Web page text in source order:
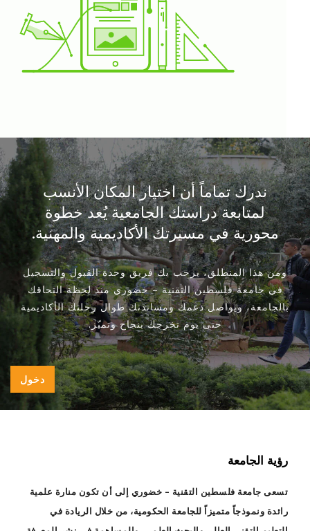
ندرك تماماً أن اختيار المكان الأنسب
لمتابعة دراستك الجامعية يُعد خطوة
محورية في مسيرتك الأكاديمية والمهنية.
ومن هذا المنطلق، يرحب بك فريق وحدة القبول والتسجيل
في جامعة فلسطين التقنية – خضوري منذ لحظة التحاقك
بالجامعة، ويواصل دعمك ومساندتك طوال رحلتك الأكاديمية
حتى يوم تخرجك بنجاح وتميّز.
دخول
رؤية الجامعة
تسعى جامعة فلسطين التقنية – خضوري إلى أن تكون منارة علمية
رائدة ونموذجاً متميزاً للجامعة الحكومية، من خلال الريادة في